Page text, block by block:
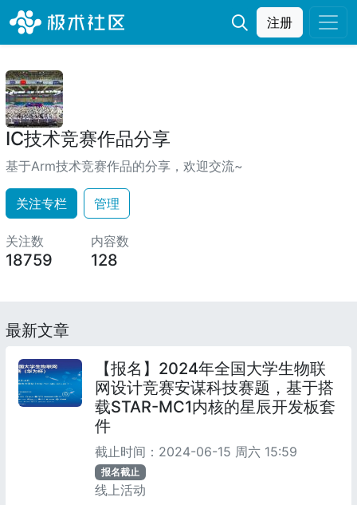
注册
IC技术竞赛作品分享
基于Arm技术竞赛作品的分享，欢迎交流~
关注专栏 管理
关注数
18759
内容数
128
最新文章
【报名】2024年全国大学生物联
网设计竞赛安谋科技赛题，基于搭
载STAR-MC1内核的星辰开发板套
件
截止时间： 2024-06-15 周六 15:59
报名截止
线上活动